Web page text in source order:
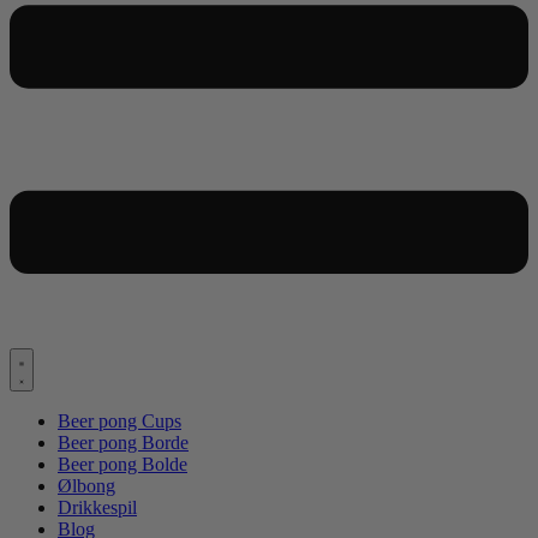
Beer pong Cups
Beer pong Borde
Beer pong Bolde
Ølbong
Drikkespil
Blog